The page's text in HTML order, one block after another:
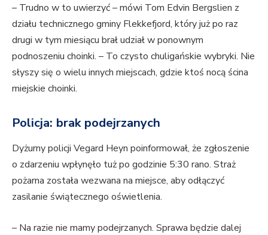
– Trudno w to uwierzyć – mówi Tom Edvin Bergslien z
działu technicznego gminy Flekkefjord, który już po raz
drugi w tym miesiącu brał udział w ponownym
podnoszeniu choinki. – To czysto chuligańskie wybryki. Nie
słyszy się o wielu innych miejscach, gdzie ktoś nocą ścina
miejskie choinki.
Policja: brak podejrzanych
Dyżurny policji Vegard Heyn poinformował, że zgłoszenie
o zdarzeniu wpłynęło tuż po godzinie 5:30 rano. Straż
pożarna została wezwana na miejsce, aby odłączyć
zasilanie świątecznego oświetlenia.
– Na razie nie mamy podejrzanych. Sprawa będzie dalej